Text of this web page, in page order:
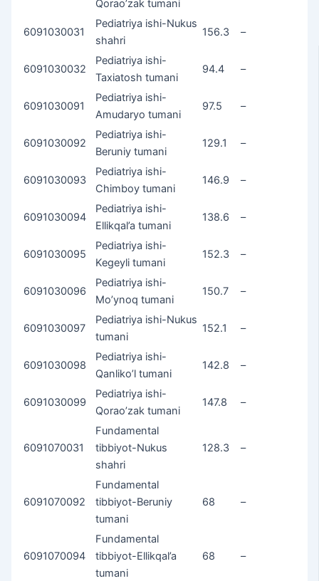
Qorao’zak tumani
6091030031
Pediatriya ishi-Nukus
shahri
156.3 –
6091030032
Pediatriya ishi-
Taxiatosh tumani
94.4 –
6091030091
Pediatriya ishi-
Amudaryo tumani
97.5 –
6091030092
Pediatriya ishi-
Beruniy tumani
129.1 –
6091030093
Pediatriya ishi-
Chimboy tumani
146.9 –
6091030094
Pediatriya ishi-
Ellikqal’a tumani
138.6 –
6091030095
Pediatriya ishi-
Kegeyli tumani
152.3 –
6091030096
Pediatriya ishi-
Mo’ynoq tumani
150.7 –
6091030097
Pediatriya ishi-Nukus
tumani
152.1 –
6091030098
Pediatriya ishi-
Qanliko’l tumani
142.8 –
6091030099
Pediatriya ishi-
Qorao’zak tumani
147.8 –
6091070031
Fundamental
tibbiyot-Nukus
shahri
128.3 –
6091070092
Fundamental
tibbiyot-Beruniy
tumani
68 –
6091070094
Fundamental
tibbiyot-Ellikqal’a
tumani
68 –